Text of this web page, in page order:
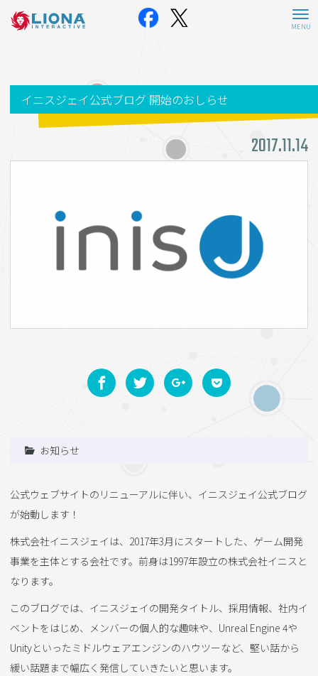
イニスジェイ公式ブログ 開始のおしらせ
2017.11.14
お知らせ
公式ウェブサイトのリニューアルに伴い、イニスジェイ公式ブログ
が始動します！
株式会社イニスジェイは、2017年3月にスタートした、ゲーム開発
事業を主体とする会社です。前身は1997年設立の株式会社イニスと
なります。
このブログでは、イニスジェイの開発タイトル、採用情報、社内イ
ベントをはじめ、メンバーの個人的な趣味や、Unreal Engine 4や
Unityといったミドルウェアエンジンのハウツーなど、堅い話から
緩い話題まで幅広く発信していきたいと思います。